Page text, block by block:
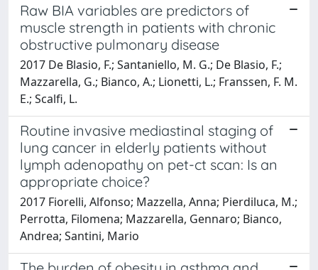
Raw BIA variables are predictors of
muscle strength in patients with chronic
obstructive pulmonary disease
2017 De Blasio, F.; Santaniello, M. G.; De Blasio, F.;
Mazzarella, G.; Bianco, A.; Lionetti, L.; Franssen, F. M.
E.; Scalfi, L.
Routine invasive mediastinal staging of
lung cancer in elderly patients without
lymph adenopathy on pet-ct scan: Is an
appropriate choice?
2017 Fiorelli, Alfonso; Mazzella, Anna; Pierdiluca, M.;
Perrotta, Filomena; Mazzarella, Gennaro; Bianco,
Andrea; Santini, Mario